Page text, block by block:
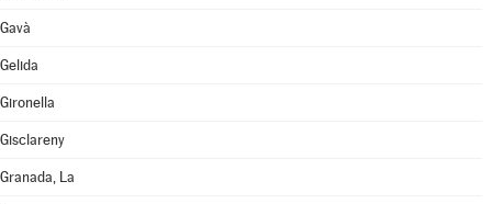
Gavà
Gelida
Gironella
Gisclareny
Granada, La